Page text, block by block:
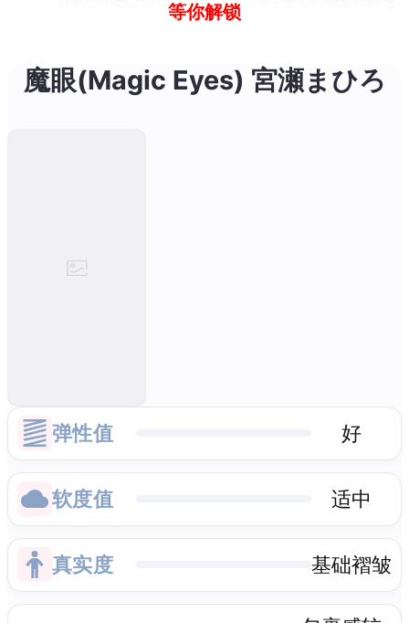
等你解锁
魔眼(Magic Eyes) 宮瀬まひろ
弹性值 好
软度值 适中
真实度 基础褶皱